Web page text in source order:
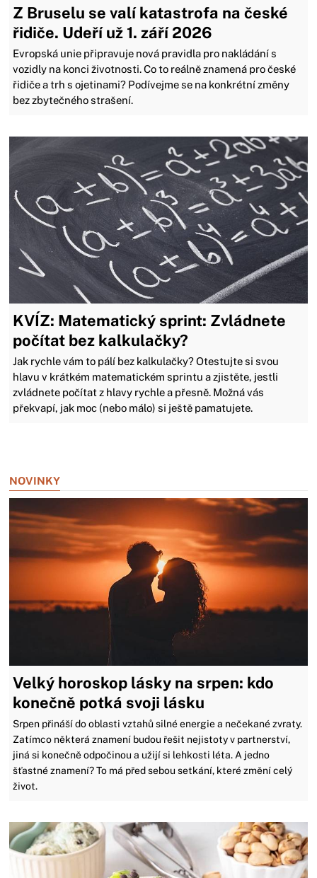
Z Bruselu se valí katastrofa na české
řidiče. Udeří už 1. září 2026
Evropská unie připravuje nová pravidla pro nakládání s
vozidly na konci životnosti. Co to reálně znamená pro české
řidiče a trh s ojetinami? Podívejme se na konkrétní změny
bez zbytečného strašení.
KVÍZ: Matematický sprint: Zvládnete
počítat bez kalkulačky?
Jak rychle vám to pálí bez kalkulačky? Otestujte si svou
hlavu v krátkém matematickém sprintu a zjistěte, jestli
zvládnete počítat z hlavy rychle a přesně. Možná vás
překvapí, jak moc (nebo málo) si ještě pamatujete.
NOVINKY
Velký horoskop lásky na srpen: kdo
konečně potká svoji lásku
Srpen přináší do oblasti vztahů silné energie a nečekané zvraty.
Zatímco některá znamení budou řešit nejistoty v partnerství,
jiná si konečně odpočinou a užijí si lehkosti léta. A jedno
šťastné znamení? To má před sebou setkání, které změní celý
život.